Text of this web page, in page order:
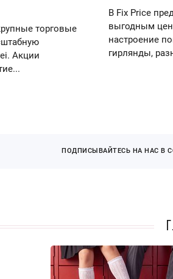
торговые
Акции
В Fix Price
выгодным
настроение
гирлянды,
ПОДПИСЫВАЙТЕСЬ НА НАС В